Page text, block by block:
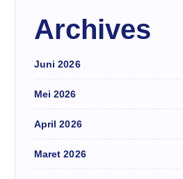
Archives
Juni 2026
Mei 2026
April 2026
Maret 2026